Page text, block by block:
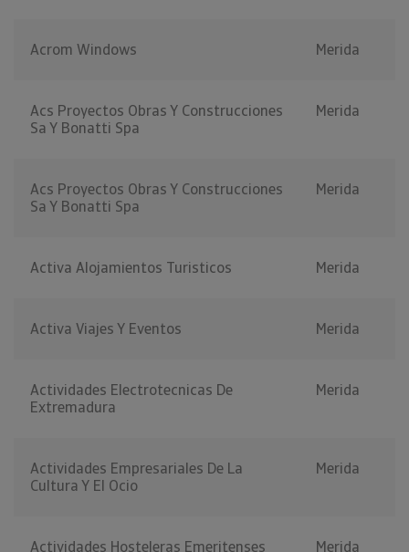
Acrom Windows Merida
Acs Proyectos Obras Y Construcciones
Sa Y Bonatti Spa
Merida
Acs Proyectos Obras Y Construcciones
Sa Y Bonatti Spa
Merida
Activa Alojamientos Turisticos Merida
Activa Viajes Y Eventos Merida
Actividades Electrotecnicas De
Extremadura
Merida
Actividades Empresariales De La
Cultura Y El Ocio
Merida
Actividades Hosteleras Emeritenses Merida